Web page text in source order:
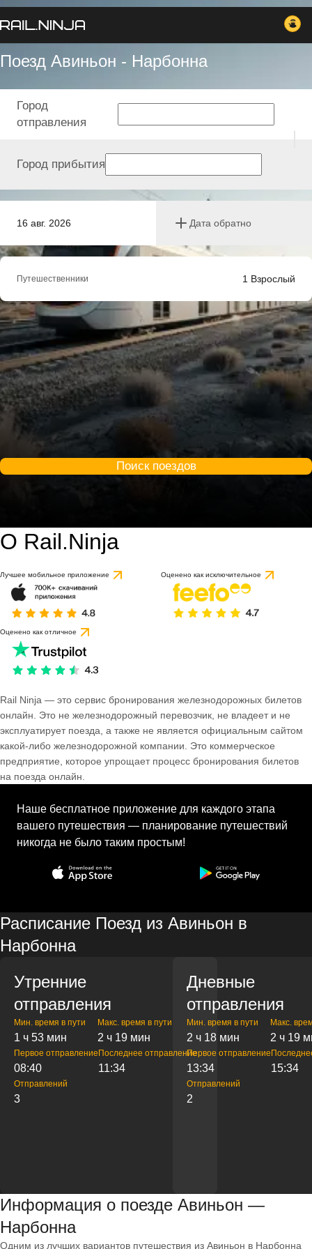
Поезд Авиньон - Нарбонна
16 авг. 2026 Дата обратно
Город
отправления
Город прибытия
Путешественники 1 Взрослый
Поиск поездов
О Rail.Ninja
Лучшее мобильное приложение Оценено как исключительное
Оценено как отличное
Rail Ninja — это сервис бронирования железнодорожных билетов
онлайн. Это не железнодорожный перевозчик, не владеет и не
эксплуатирует поезда, а также не является официальным сайтом
какой-либо железнодорожной компании. Это коммерческое
предприятие, которое упрощает процесс бронирования билетов
на поезда онлайн.
Наше бесплатное приложение для каждого этапа
вашего путешествия — планирование путешествий
никогда не было таким простым!
Расписание Поезд из Авиньон в
Нарбонна
Утренние
отправления
Мин. время в пути
1 ч 53 мин
Макс. время в пути
2 ч 19 мин
Первое отправление
08:40
Последнее отправление
11:34
Отправлений
3
Дневные
отправления
Мин. время в пути
2 ч 18 мин
Макс.
2 ч 19
Первое отправление
13:34 15:34
Отправлений
2
Информация о поезде Авиньон —
Нарбонна
Одним из лучших вариантов путешествия из Авиньон в Нарбонна